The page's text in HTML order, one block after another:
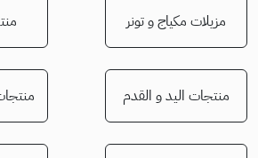
مزيلات مكياج و تونر
منتجات اليد و القدم